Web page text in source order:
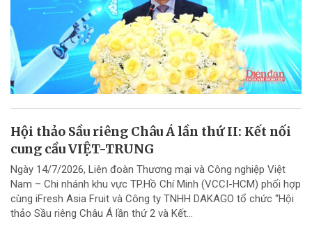
Hội thảo Sầu riêng Châu Á lần thứ II: Kết nối
cung cầu VIỆT-TRUNG
Ngày 14/7/2026, Liên đoàn Thương mại và Công nghiệp Việt
Nam – Chi nhánh khu vực TP.Hồ Chí Minh (VCCI-HCM) phối hợp
cùng iFresh Asia Fruit và Công ty TNHH DAKAGO tổ chức “Hội
thảo Sầu riêng Châu Á lần thứ 2 và Kết...